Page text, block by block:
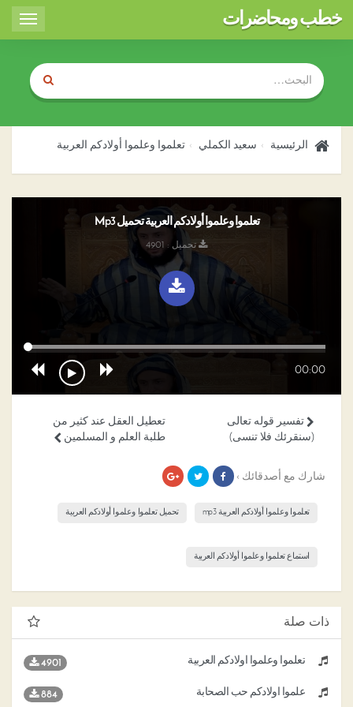
Toggle
خطب ومحاضرات
الرئيسية سعيد الكملي تعلموا وعلموا أولادكم العربية
تعلموا وعلموا أولادكم العربية تحميل Mp3
تحميل : 4901
00:00
تعطيل العقل عند كثير من
طلبة العلم و المسلمين
تفسير قوله تعالى
(سنقرئك فلا تنسى)
شارك مع أصدقائك ›
تعلموا وعلموا أولادكم العربية mp3 تحميل تعلموا وعلموا أولادكم العربية
استماع تعلموا وعلموا أولادكم العربية
ذات صلة
تعلموا وعلموا أولادكم العربية 4901
علموا أولادكم حب الصحابة 884